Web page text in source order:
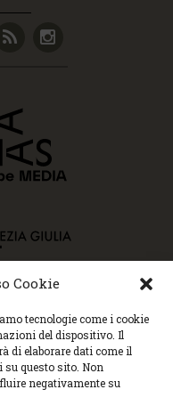
Cookie
tecnologie come i cookie
del dispositivo. Il
di elaborare dati come il
questo sito. Non
negativamente su
riservati. Nessun
Accedendo al
e la Policy sui
via Villalta, 24 |
01295290306 |